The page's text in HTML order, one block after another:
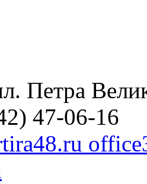
Петра
47-06-16